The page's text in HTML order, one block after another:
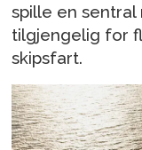
spille en sentral
tilgjengelig for
skipsfart.